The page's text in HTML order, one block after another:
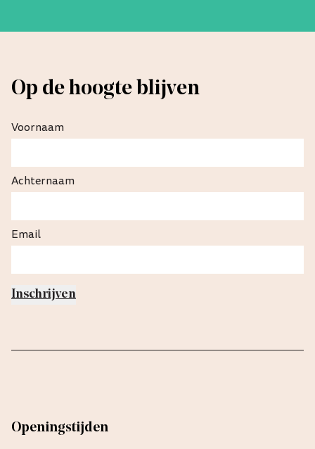
Op de hoogte blijven
Voornaam
Achternaam
Email
Inschrijven
Openingstijden